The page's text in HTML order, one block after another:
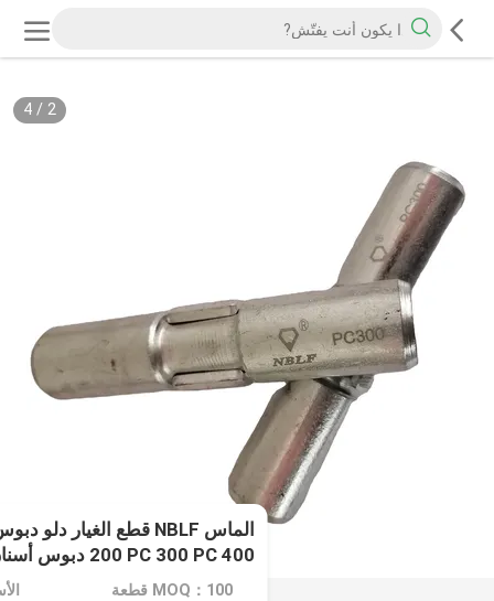
2
/
4
200 PC 300 PC 400 دبوس أسنان للحفر دلو
MOQ：100 قطعة